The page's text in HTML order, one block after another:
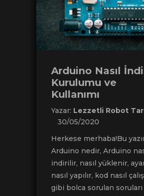
Arduino Nasıl
Kurulumu ve
Kullanımı
Yazar: Lezzetli Robot
30/05/2020
Herkese merhaba!Bu
Arduino nedir, Arduino
indirilir, nasıl yüklenir,
nasıl yapılır, kod nasıl
gibi bolca sorulan soruları